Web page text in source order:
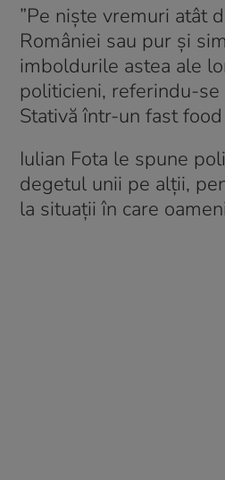
”Pe niște vremuri atât
României sau pur și
imboldurile astea ale
politicieni, referindu-
Stativă într-un fast
Iulian Fota le spune
degetul unii pe alții,
la situații în care